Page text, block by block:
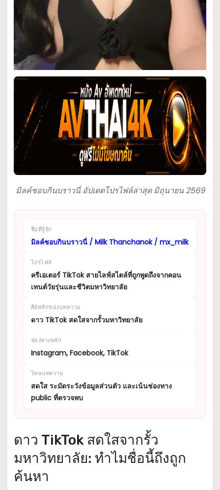
มิลค์ชอบกินบราวนี่ อัปเดตโปรไฟล์ล่าสุด มิถุนายน 2569
ชื่อที่รู้จัก
มิลค์ชอบกินบราวนี่ / Milk Thanchanok / mx_milk
โปรไฟล์
ครีเอเตอร์ TikTok สายไลฟ์สไตล์ที่ถูกพูดถึงจากคอน
เทนต์วัยรุ่นและชีวิตมหาวิทยาลัย
คีย์หลักของบทความ
ดาว TikTok สดใสจากรั้วมหาวิทยาลัย
ช่องทางหลัก
Instagram, Facebook, TikTok
โทนบทความ
สดใส ระมัดระวังข้อมูลส่วนตัว และเน้นช่องทาง
public ที่ตรวจพบ
ดาว TikTok สดใสจากรั้ว
มหาวิทยาลัย: ทำไมชื่อนี้ถึงถูก
ค้นหา